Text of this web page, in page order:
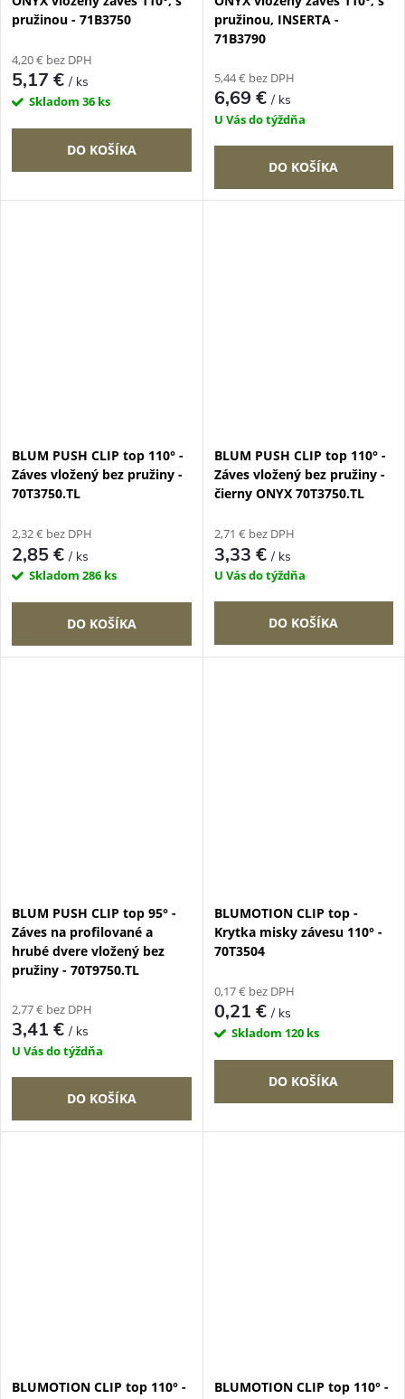
pružinou - 71B3750
4,20 € bez DPH
5,17 €/ ks
Skladom 36 ks
DO KOŠÍKA
pružinou, INSERTA -
71B3790
5,44 € bez DPH
6,69 €/ ks
U Vás do týždňa
DO KOŠÍKA
BLUM PUSH CLIP top 110° -
Záves vložený bez pružiny -
70T3750.TL
2,32 € bez DPH
2,85 €/ ks
Skladom 286 ks
DO KOŠÍKA
BLUM PUSH CLIP top 110° -
Záves vložený bez pružiny -
čierny ONYX 70T3750.TL
2,71 € bez DPH
3,33 €/ ks
U Vás do týždňa
DO KOŠÍKA
BLUM PUSH CLIP top 95° -
Záves na profilované a
hrubé dvere vložený bez
pružiny - 70T9750.TL
2,77 € bez DPH
3,41 €/ ks
U Vás do týždňa
DO KOŠÍKA
BLUMOTION CLIP top -
Krytka misky závesu 110° -
70T3504
0,17 € bez DPH
0,21 €/ ks
Skladom 120 ks
DO KOŠÍKA
BLUMOTION CLIP top 110° -
BLUMOTION CLIP top 110° -